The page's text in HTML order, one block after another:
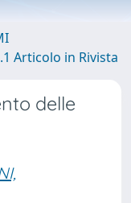
Articolo in Rivista
delle